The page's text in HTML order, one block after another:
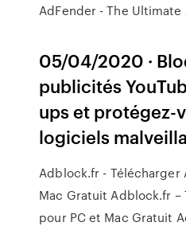
AdFender - The Ultimate
05/04/2020 ·
publicités
ups et protégez-
logiciels
Adblock.fr - Télécharger
Mac Gratuit Adblock.fr
pour PC et Mac Gratuit